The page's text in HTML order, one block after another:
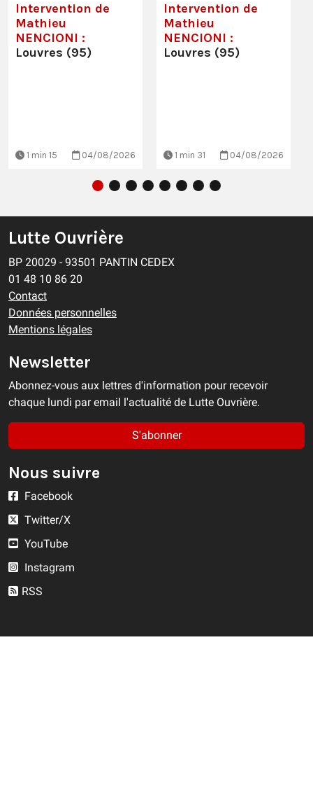
Intervention de
Mathieu
NENCIONI :
Louvres (95)
1 min 15 04/08/2026
Intervention de
Mathieu
NENCIONI :
Louvres (95)
1 min 31 04/08/2026
Lutte Ouvrière
BP 20029 - 93501 PANTIN CEDEX
01 48 10 86 20
Contact
Données personnelles
Mentions légales
Newsletter
Abonnez-vous aux lettres d'information pour recevoir
chaque lundi par email l'actualité de Lutte Ouvrière.
S'abonner
Nous suivre
Facebook
Twitter/X
YouTube
Instagram
RSS